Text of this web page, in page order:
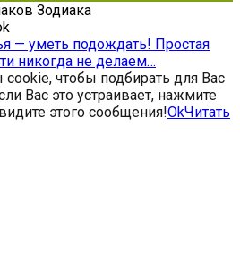
Зодиака
— уметь подождать! Простая
никогда не делаем…
чтобы подбирать для Вас
Вас это устраивает, нажмите
этого сообщения!OkЧитать